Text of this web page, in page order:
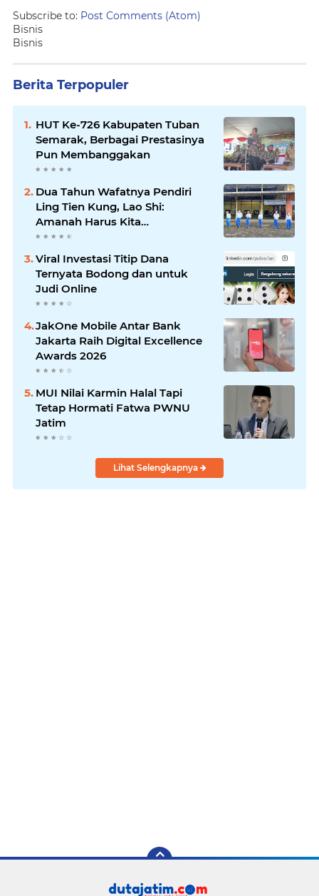
Subscribe to: Post Comments (Atom)
Bisnis
Bisnis
Berita Terpopuler
HUT Ke-726 Kabupaten Tuban
Semarak, Berbagai Prestasinya
Pun Membanggakan
Dua Tahun Wafatnya Pendiri
Ling Tien Kung, Lao Shi:
Amanah Harus Kita
Laksanakan!
Viral Investasi Titip Dana
Ternyata Bodong dan untuk
Judi Online
JakOne Mobile Antar Bank
Jakarta Raih Digital Excellence
Awards 2026
MUI Nilai Karmin Halal Tapi
Tetap Hormati Fatwa PWNU
Jatim
Lihat Selengkapnya